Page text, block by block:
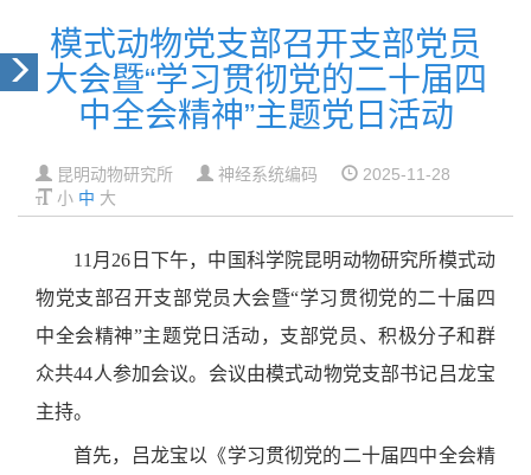
模式动物党支部召开支部党员
大会暨“学习贯彻党的二十届四
中全会精神”主题党日活动
昆明动物研究所 神经系统编码
2025-11-28
小 中 大
11月26日下午，中国科学院昆明动物研究所模式动
物党支部召开支部党员大会暨“学习贯彻党的二十届四
中全会精神”主题党日活动，支部党员、积极分子和群
众共44人参加会议。会议由模式动物党支部书记吕龙宝
主持。
首先，吕龙宝以《学习贯彻党的二十届四中全会精